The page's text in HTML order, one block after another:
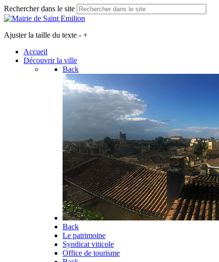
Rechercher dans le site
Ajuster la taille du texte - +
Accueil
Découvrir la ville
Back
Back
Le patrimoine
Syndicat viticole
Office de tourisme